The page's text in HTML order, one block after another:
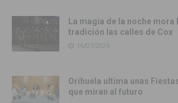
La magia de la noche
tradición las calles de Cox
16/07/2026
Orihuela ultima unas
que miran al futuro